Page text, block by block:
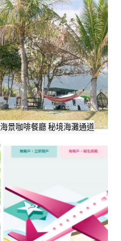
景咖啡餐廳 秘境海灘通道